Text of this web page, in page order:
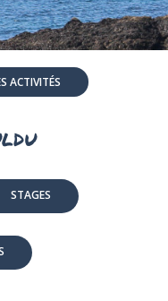
ACTIVITÉS
STAGES